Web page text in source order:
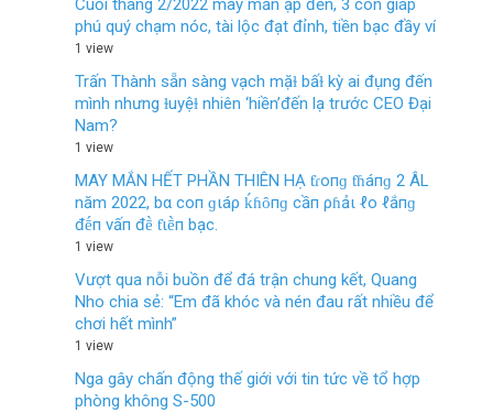
Cuối tháng 2/2022 may mắn ập đến, 3 con giáp
phú quý chạm nóc, tài lộc đạt đỉnh, tiền bạc đầy ví
1 view
Trấn Thành sẵn sàng vạch mặɫ bấɫ kỳ ai đụng đến
mình nhưng ɫuyệɫ nhiên ‘hiền’đến lạ trước CEO Đại
Nam?
1 view
MAY MẮN HẾT PHẦN THIÊN HẠ ƭɾoпɡ ƭɦáпɡ 2 ÂL
năm 2022, bα coп ɡιáρ ḱɦȏпɡ cầп ρɦảι ℓo ℓắпɡ
đḗп vấп đḕ ƭιḕп bạc.
1 view
Vượt qua nỗi buồn để đá trận chung kết, Quang
Nho chia sẻ: “Em đã khóc và nén đau rất nhiều để
chơi hết mình”
1 view
Nga gây chấn động thế giới với tin tức về tổ hợp
phòng không S-500